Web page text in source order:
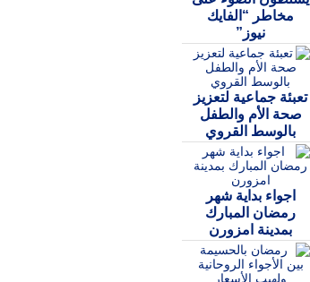
مخاطر “الفايك
نيوز”
تعبئة جماعية لتعزيز
صحة الأم والطفل
بالوسط القروي
اجواء بداية شهر
رمضان المبارك
بمدينة امزورن